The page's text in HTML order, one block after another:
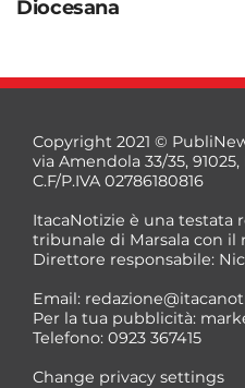
Diocesana
Copyright 2021 ©
via Amendola 33/35, 91025,
C.F/P.IVA 02786180816
ItacaNotizie è una testata
tribunale di Marsala con il
Direttore responsabile:
Email:
Per la tua pubblicità:
Telefono: 0923 367415
Change privacy settings